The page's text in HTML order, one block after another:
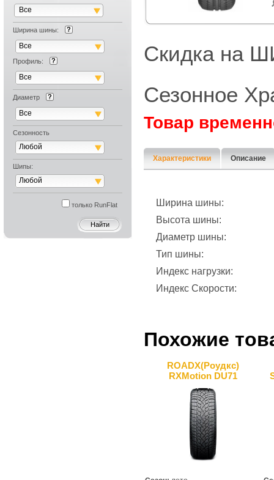
Все
Ширина шины:
Все
Профиль:
Все
Диаметр
Все
Сезонность
Любой
Шипы:
Любой
только RunFlat
Скидка на
Сезонное
Товар
Характеристики Описание
Ширина шины:
Высота шины:
Диаметр шины:
Тип шины:
Индекс нагрузки:
Индекс Скорости:
Похожие
ROADX(Роудкс)
RXMotion DU71